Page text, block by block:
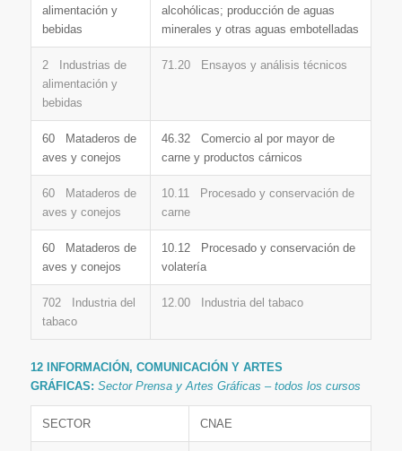
alimentación y
bebidas
alcohólicas; producción de aguas
minerales y otras aguas embotelladas
2 Industrias de
alimentación y
bebidas
71.20 Ensayos y análisis técnicos
60 Mataderos de
aves y conejos
46.32 Comercio al por mayor de
carne y productos cárnicos
60 Mataderos de
aves y conejos
10.11 Procesado y conservación de
carne
60 Mataderos de
aves y conejos
10.12 Procesado y conservación de
volatería
702 Industria del
tabaco
12.00 Industria del tabaco
12 INFORMACIÓN, COMUNICACIÓN Y ARTES
GRÁFICAS: Sector Prensa y Artes Gráficas – todos los cursos
SECTOR CNAE